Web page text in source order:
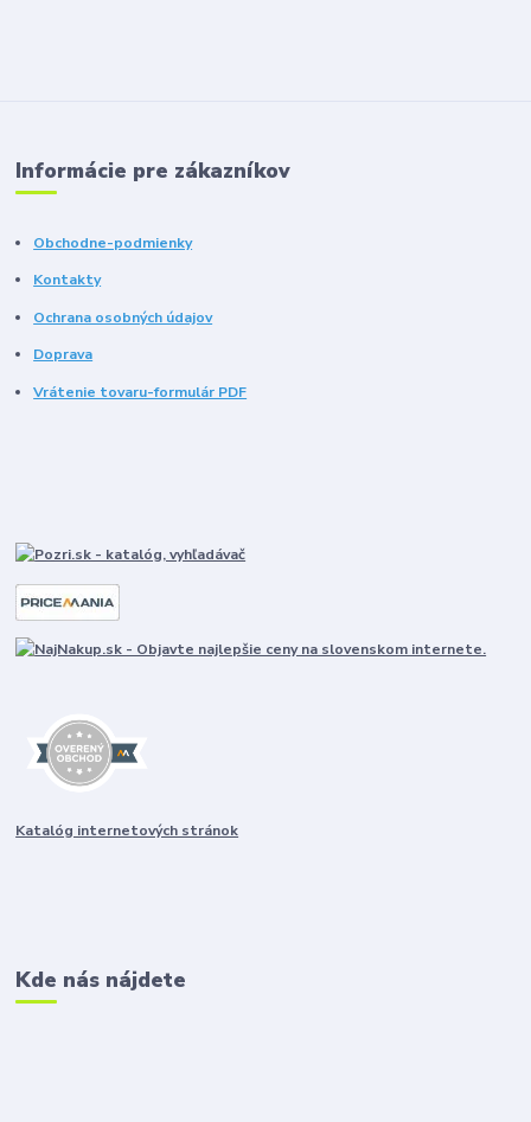
Informácie pre zákazníkov
Obchodne-podmienky
Kontakty
Ochrana osobných údajov
Doprava
Vrátenie tovaru-formulár PDF
Katalóg internetových stránok
Kde nás nájdete